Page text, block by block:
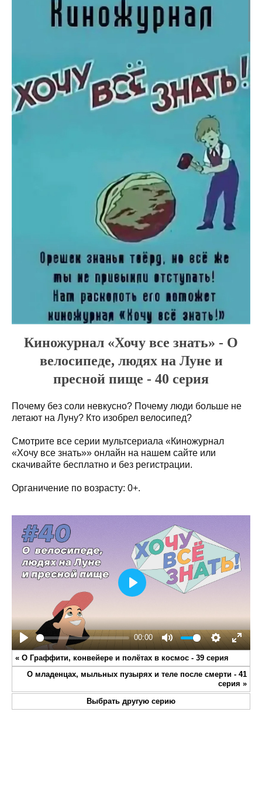
Киножурнал «Хочу все знать» - О
велосипеде, людях на Луне и
пресной пище - 40 серия
Почему без соли невкусно? Почему люди больше не
летают на Луну? Кто изобрел велосипед?
Смотрите все серии мультсериала «Киножурнал
«Хочу все знать»» онлайн на нашем сайте или
скачивайте бесплатно и без регистрации.
Органичение по возрасту: 0+.
Play
00:00
Mute Settings
Enter
Play
« О Граффити, конвейере и полётах в космос - 39 серия
О младенцах, мыльных пузырях и теле после смерти - 41
серия »
Выбрать другую серию